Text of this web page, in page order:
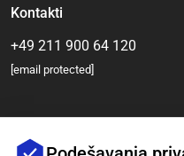
Kontakti
+49 211 900 64 120
[email protected]